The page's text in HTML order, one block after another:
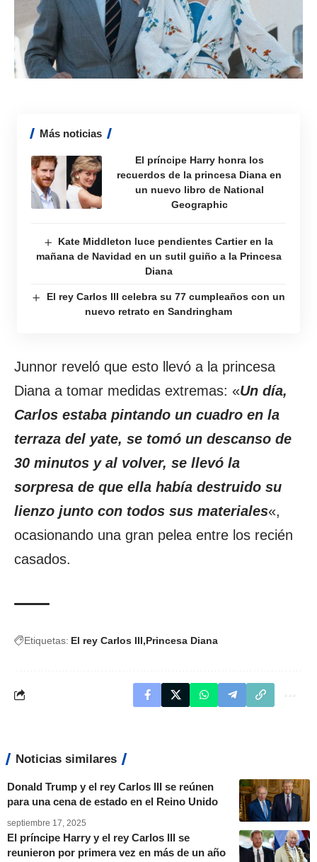
Más noticias
El príncipe Harry honra los
recuerdos de la princesa Diana en
un nuevo libro de National
Geographic
Kate Middleton luce pendientes Cartier en la
mañana de Navidad en un sutil guiño a la Princesa
Diana
El rey Carlos III celebra su 77 cumpleaños con un
nuevo retrato en Sandringham
Junnor reveló que esto llevó a la princesa
Diana a tomar medidas extremas: «Un día,
Carlos estaba pintando un cuadro en la
terraza del yate, se tomó un descanso de
30 minutos y al volver, se llevó la
sorpresa de que ella había destruido su
lienzo junto con todos sus materiales«,
ocasionando una gran pelea entre los recién
casados.
Etiquetas: El rey Carlos III Princesa Diana
Noticias similares
Donald Trump y el rey Carlos III se reúnen
para una cena de estado en el Reino Unido
septiembre 17, 2025
El príncipe Harry y el rey Carlos III se
reunieron por primera vez en más de un año